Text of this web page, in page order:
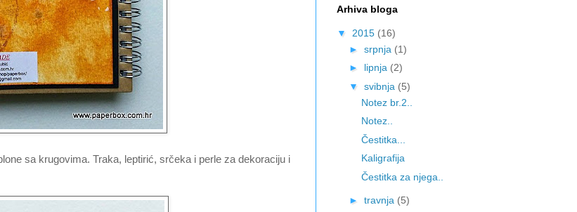
sa krugovima. Traka, leptirić, srčeka i perle za dekoraciju i
Arhiva bloga
▼ 2015 (16)
► srpnja (1)
► lipnja (2)
▼ svibnja (5)
Notez br.2..
Notez..
Čestitka...
Kaligrafija
Čestitka za njega..
► travnja (5)